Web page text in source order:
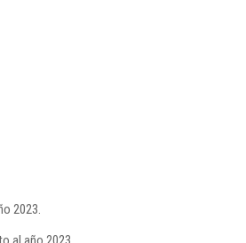
2023.